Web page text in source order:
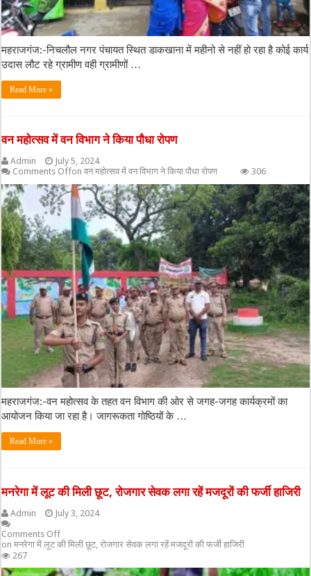
महराजगंज:-निचलौल नगर पंचायत स्थित डाकखाना में महीनो से नहीं हो रहा है कोई कार्य
उदास लौट रहे ग्रामीण वही ग्रामीणों …
Read More »
वन महोत्सव में वन विभाग ने किया पौधा रोपण
Admin
July 5, 2024
Comments Offon वन महोत्सव में वन विभाग ने किया पौधा रोपण 306
महराजगंज:-वन महोत्सव के तहत वन विभाग की ओर से जगह-जगह कार्यक्रमों का
आयोजन किया जा रहा है। जागरूकता गोष्ठियों के …
Read More »
मनरेगा में लूट की मिली छूट, रोजगार सेवक लगा रहें मजदूरों की फर्जी हाजिरी
Admin
July 3, 2024
Comments Off
on मनरेगा में लूट की मिली छूट, रोजगार सेवक लगा रहें मजदूरों की फर्जी हाजिरी
267